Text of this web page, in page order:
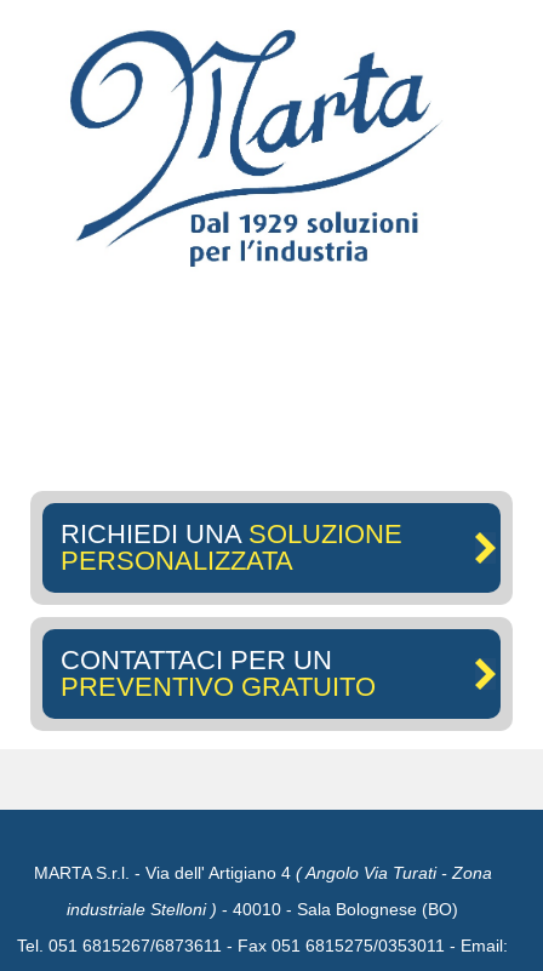
RICHIEDI UNA SOLUZIONE
PERSONALIZZATA
CONTATTACI PER UN
PREVENTIVO GRATUITO
MARTA S.r.l. - Via dell' Artigiano 4 ( Angolo Via Turati - Zona
industriale Stelloni ) - 40010 - Sala Bolognese (BO)
Tel. 051 6815267/6873611 - Fax 051 6815275/0353011 - Email: